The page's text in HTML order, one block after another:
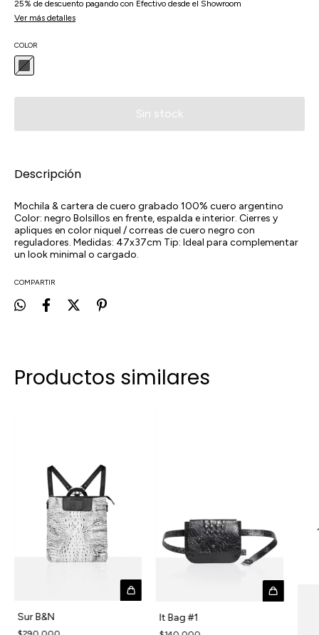
25% de descuento pagando con Efectivo desde el Showroom
Ver más detalles
COLOR
Descripción
Mochila & cartera de cuero grabado 100% cuero argentino
Color: negro Bolsillos en frente, espalda e interior. Cierres y
apliques en color niquel / correas de cuero negro con
reguladores. Medidas: 47x37cm Tip: Ideal para complementar
un look minimal o cargado.
COMPARTIR
Productos similares
Sur B&N It Bag #1